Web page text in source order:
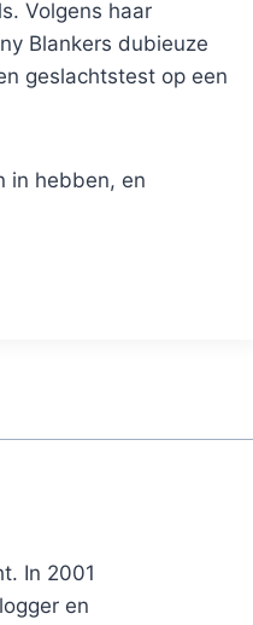
Volgens haar
Blankers dubieuze
geslachtstest op een
in hebben, en
In 2001
en